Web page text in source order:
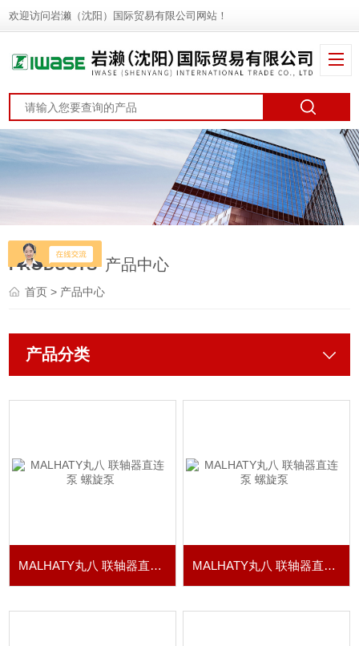
欢迎访问岩濑（沈阳）国际贸易有限公司网站！
PRODUCTS 产品中心
首页> 产品中心
产品分类
MALHATY丸八 联轴器直连泵 螺旋泵 MALHATY丸八 联轴器直连泵 螺旋泵